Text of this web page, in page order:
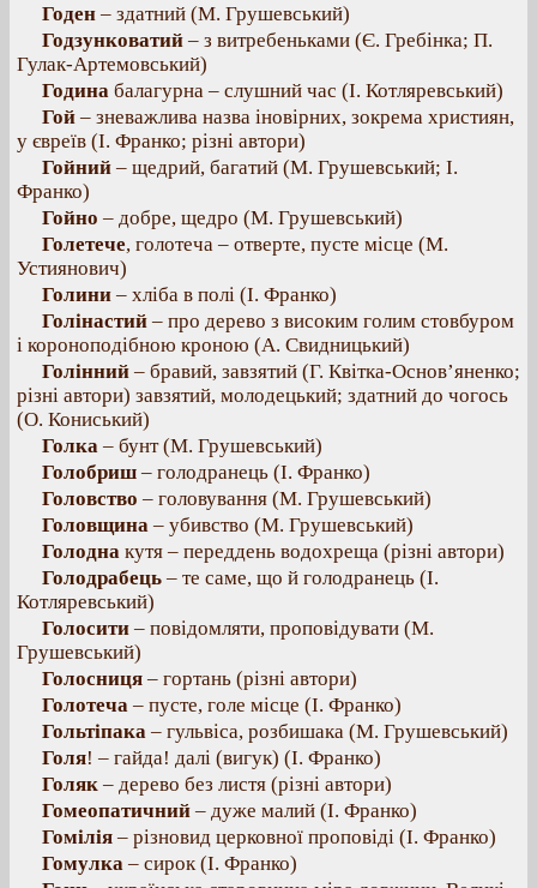
Годен – здатний (М. Грушевський)
Годзунковатий – з витребеньками (Є. Гребінка; П.
Гулак-Артемовський)
Година балагурна – слушний час (І. Котляревський)
Гой – зневажлива назва іновірних, зокрема християн,
у євреїв (І. Франко; різні автори)
Гойний – щедрий, багатий (М. Грушевський; І.
Франко)
Гойно – добре, щедро (М. Грушевський)
Голетече, голотеча – отверте, пусте місце (М.
Устиянович)
Голини – хліба в полі (І. Франко)
Голінастий – про дерево з високим голим стовбуром
і короноподібною кроною (А. Свидницький)
Голінний – бравий, завзятий (Г. Квітка-Основ’яненко;
різні автори) завзятий, молодецький; здатний до чогось
(О. Кониський)
Голка – бунт (М. Грушевський)
Голобриш – голодранець (І. Франко)
Головство – головування (М. Грушевський)
Головщина – убивство (М. Грушевський)
Голодна кутя – переддень водохреща (різні автори)
Голодрабець – те саме, що й голодранець (І.
Котляревський)
Голосити – повідомляти, проповідувати (М.
Грушевський)
Голосниця – гортань (різні автори)
Голотеча – пусте, голе місце (І. Франко)
Гольтіпака – гульвіса, розбишака (М. Грушевський)
Голя! – гайда! далі (вигук) (І. Франко)
Голяк – дерево без листя (різні автори)
Гомеопатичний – дуже малий (І. Франко)
Гомілія – різновид церковної проповіді (І. Франко)
Гомулка – сирок (І. Франко)